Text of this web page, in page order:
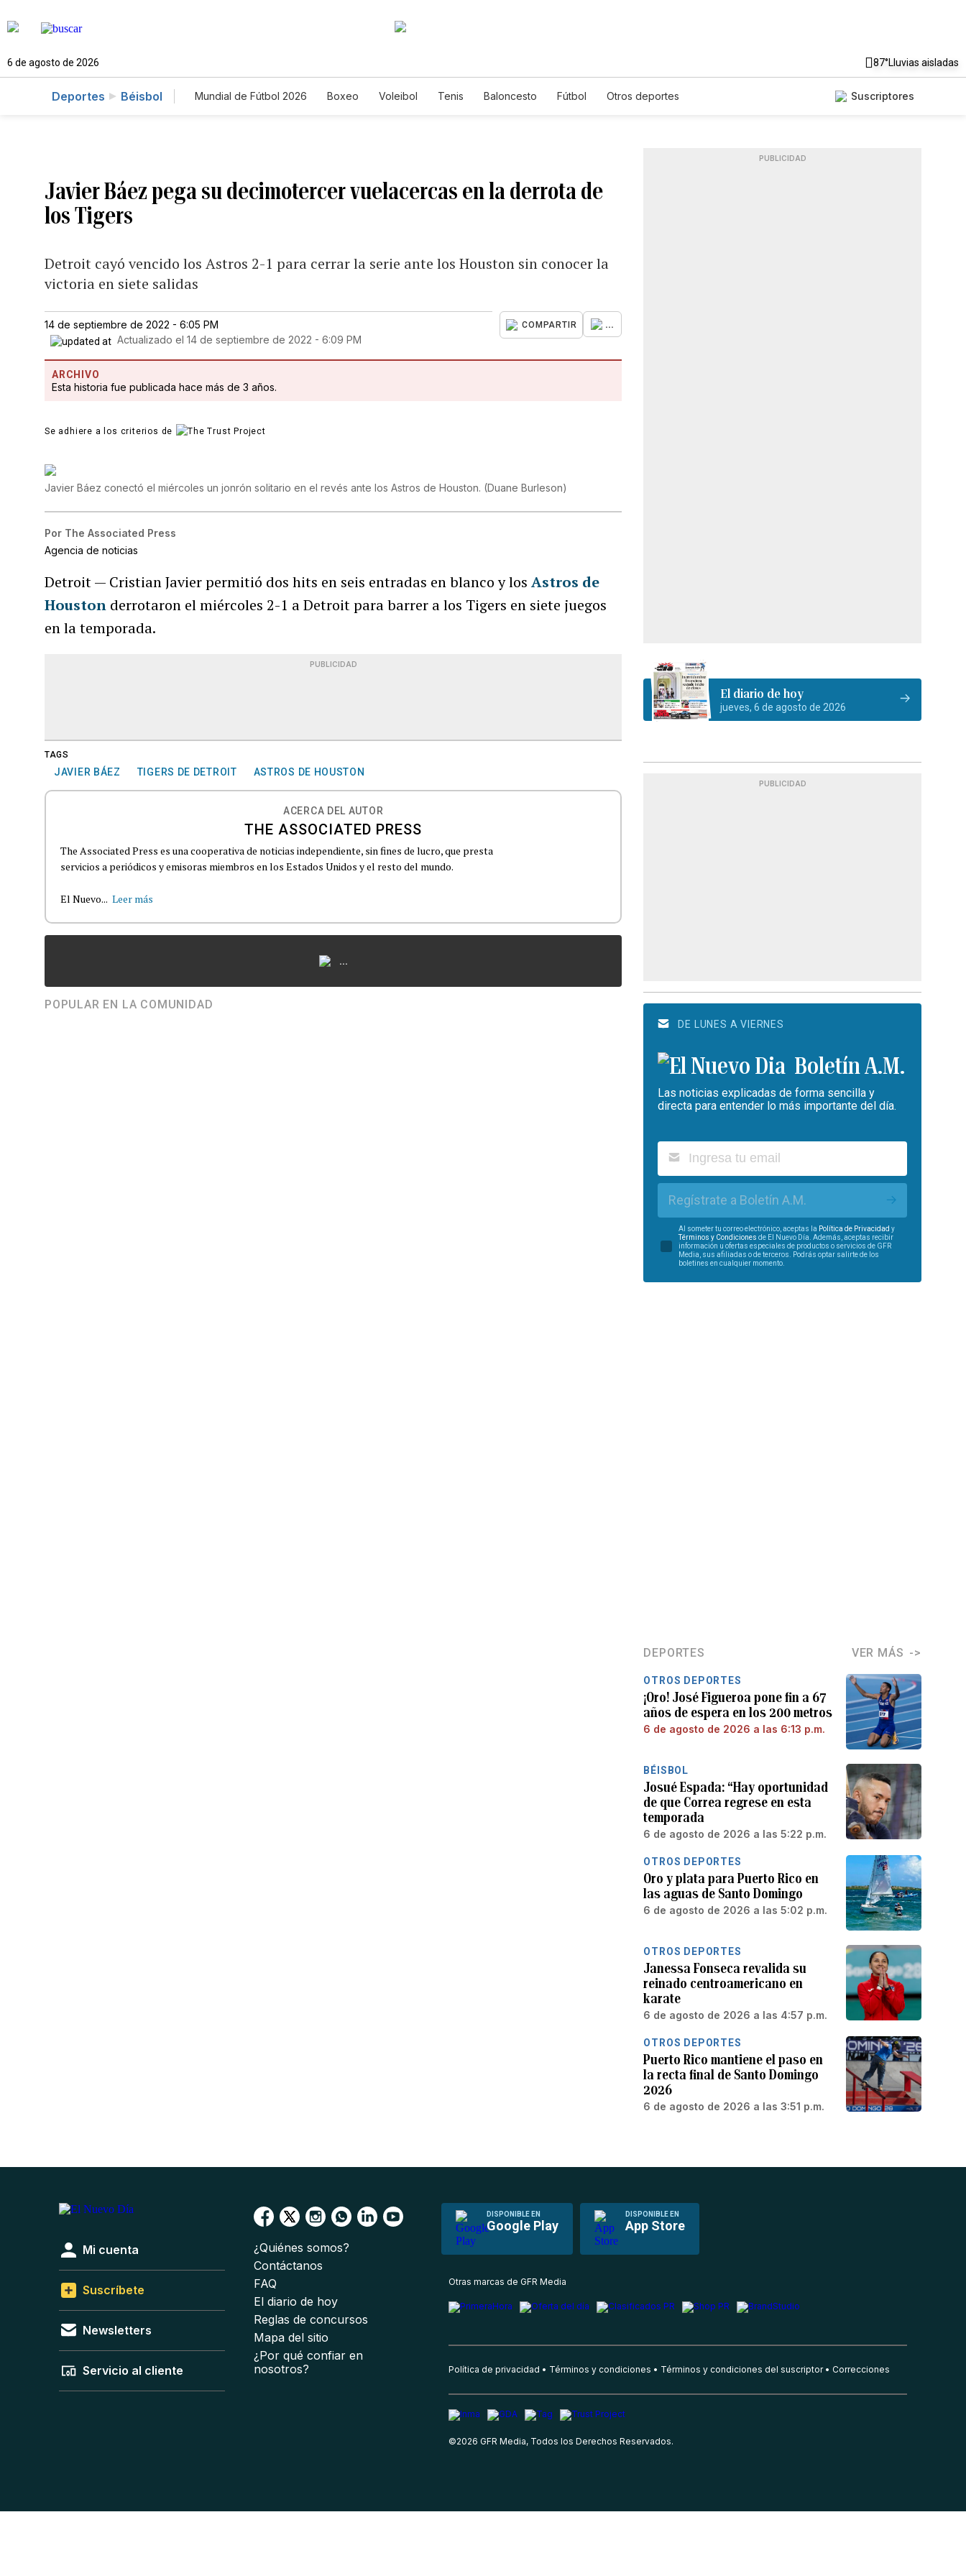
6 de agosto de 2026 87°Lluvias aisladas
Deportes Béisbol Mundial de Fútbol 2026 Boxeo Voleibol Tenis Baloncesto Fútbol Otros deportes Suscriptores
Javier Báez pega su decimotercer vuelacercas en la derrota de
los Tigers
Detroit cayó vencido los Astros 2-1 para cerrar la serie ante los Houston sin conocer la
victoria en siete salidas
14 de septiembre de 2022 - 6:05 PM
Actualizado el14 de septiembre de 2022 - 6:09 PM
COMPARTIR ...
ARCHIVO
Esta historia fue publicada hace más de 3 años.
Se adhiere a los criterios de
Javier Báez conectó el miércoles un jonrón solitario en el revés ante los Astros de Houston. (Duane Burleson)
Por The Associated Press
Agencia de noticias
Detroit — Cristian Javier permitió dos hits en seis entradas en blanco y losAstros de
Houston derrotaron el miércoles 2-1 a Detroit para barrer a los Tigers en siete juegos
en la temporada.
PUBLICIDAD
TAGS
JAVIER BÁEZ TIGERS DE DETROIT ASTROS DE HOUSTON
ACERCA DEL AUTOR
THE ASSOCIATED PRESS
The Associated Press es una cooperativa de noticias independiente, sin fines de lucro, que presta
servicios a periódicos y emisoras miembros en los Estados Unidos y el resto del mundo.
El Nuevo... Leer más
...
POPULAR EN LA COMUNIDAD
PUBLICIDAD
El diario de hoy
jueves, 6 de agosto de 2026
PUBLICIDAD
DE LUNES A VIERNES
Boletín A.M.
Las noticias explicadas de forma sencilla y
directa para entender lo más importante del día.
Regístrate a Boletín A.M.
Al someter tu correo electrónico, aceptas la Política de Privacidad y
Términos y Condiciones de El Nuevo Día. Además, aceptas recibir
información u ofertas especiales de productos o servicios de GFR
Media, sus afiliadas o de terceros. Podrás optar salirte de los
boletines en cualquier momento.
DEPORTES VER MÁS
OTROS DEPORTES
¡Oro! José Figueroa pone fin a 67
años de espera en los 200 metros
6 de agosto de 2026 a las 6:13 p.m.
BÉISBOL
Josué Espada: “Hay oportunidad
de que Correa regrese en esta
temporada
6 de agosto de 2026 a las 5:22 p.m.
OTROS DEPORTES
Oro y plata para Puerto Rico en
las aguas de Santo Domingo
6 de agosto de 2026 a las 5:02 p.m.
OTROS DEPORTES
Janessa Fonseca revalida su
reinado centroamericano en
karate
6 de agosto de 2026 a las 4:57 p.m.
OTROS DEPORTES
Puerto Rico mantiene el paso en
la recta final de Santo Domingo
2026
6 de agosto de 2026 a las 3:51 p.m.
DISPONIBLE EN
Google Play
DISPONIBLE EN
App Store
Mi cuenta
Suscríbete
Newsletters
Servicio al cliente
¿Quiénes somos?
Contáctanos
FAQ
El diario de hoy
Reglas de concursos
Mapa del sitio
¿Por qué confiar en
nosotros?
Otras marcas de GFR Media
Política de privacidad Términos y condiciones Términos y condiciones del suscriptor Correcciones
©2026 GFR Media, Todos los Derechos Reservados.